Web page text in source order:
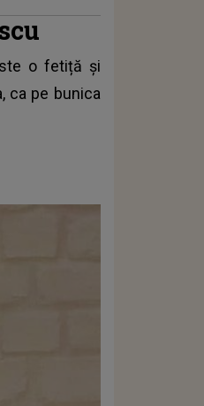
o fetiță și
ca pe bunica